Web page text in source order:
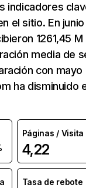
indicadores
el sitio. En junio
1261,45 M
media de
con mayo
ha disminuido
Páginas / Visita
4,22
Tasa de rebote